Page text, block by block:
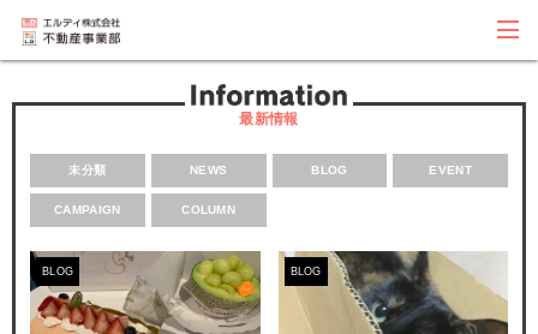
最新情報
未分類 NEWS BLOG EVENT
CAMPAIGN COLUMN
BLOG BLOG